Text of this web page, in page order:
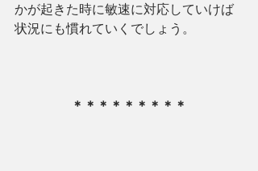
かが起きた時に敏速に対応していけば
状況にも慣れていくでしょう。
＊＊＊＊＊＊＊＊＊